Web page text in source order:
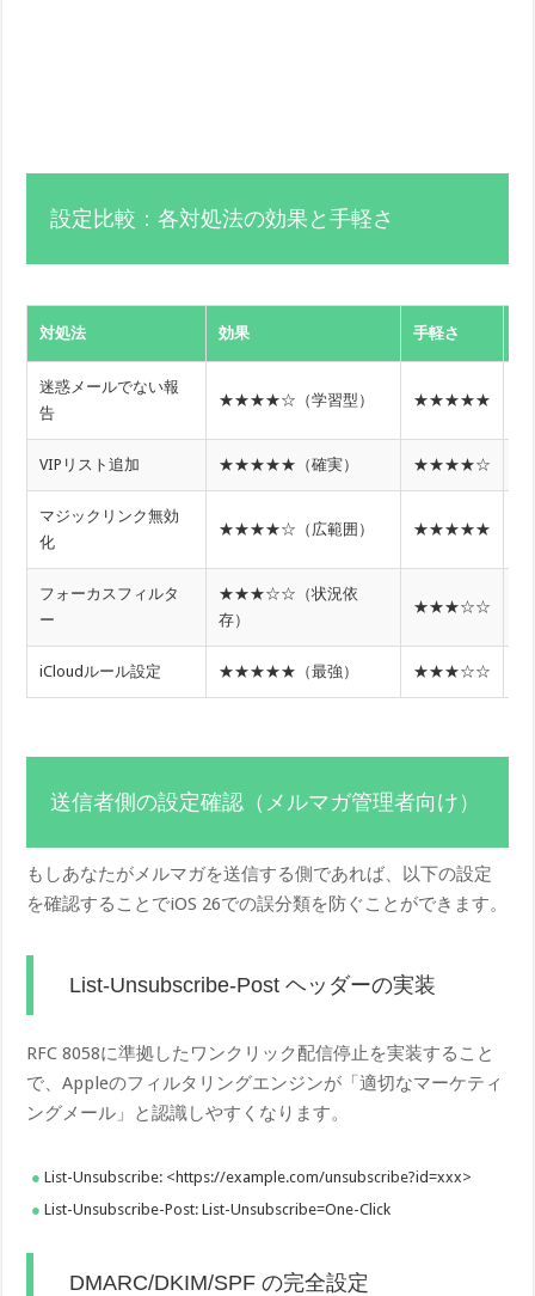
設定比較：各対処法の効果と手軽さ
対処法 効果 手軽さ
迷惑メールでない報
告
★★★★☆（学習型） ★★★★★
VIPリスト追加 ★★★★★（確実） ★★★★☆
マジックリンク無効
化
★★★★☆（広範囲） ★★★★★
フォーカスフィルタ
ー
★★★☆☆（状況依
存）
★★★☆☆
iCloudルール設定 ★★★★★（最強） ★★★☆☆
送信者側の設定確認（メルマガ管理者向け）
もしあなたがメルマガを送信する側であれば、以下の設定
を確認することでiOS 26での誤分類を防ぐことができます。
List-Unsubscribe-Post ヘッダーの実装
RFC 8058に準拠したワンクリック配信停止を実装すること
で、Appleのフィルタリングエンジンが「適切なマーケティ
ングメール」と認識しやすくなります。
List-Unsubscribe: <https://example.com/unsubscribe?id=xxx>
List-Unsubscribe-Post: List-Unsubscribe=One-Click
DMARC/DKIM/SPF の完全設定